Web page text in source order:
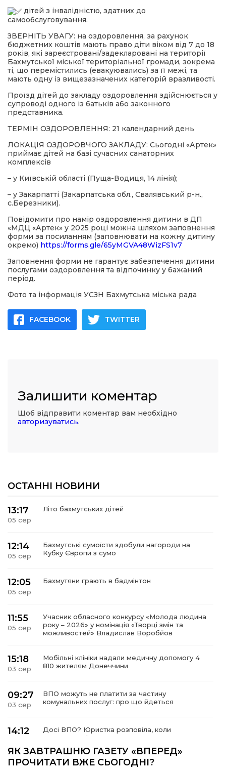
дітей з інвалідністю, здатних до
самообслуговування.
ЗВЕРНІТЬ УВАГУ: на оздоровлення, за рахунок
бюджетних коштів мають право діти віком від 7 до 18
років, які зареєстровані/задекларовані на території
Бахмутської міської територіальної громади, зокрема
ті, що перемістились (евакуювались) за її межі, та
мають одну із вищезазначених категорій вразливості.
Проїзд дітей до закладу оздоровлення здійснюється у
супроводі одного із батьків або законного
представника.
ТЕРМІН ОЗДОРОВЛЕННЯ: 21 календарний день
ЛОКАЦІЯ ОЗДОРОВЧОГО ЗАКЛАДУ: Сьогодні «Артек»
приймає дітей на базі сучасних санаторних
комплексів
– у Київській області (Пуща-Водиця, 14 лінія);
– у Закарпатті (Закарпатська обл., Свалявський р-н.,
с.Березники).
Повідомити про намір оздоровлення дитини в ДП
«МДЦ «Артек» у 2025 році можна шляхом заповнення
форми за посиланням (заповнювати на кожну дитину
окремо) https://forms.gle/65yMGVA48WizFS1v7
Заповнення форми не гарантує забезпечення дитини
послугами оздоровлення та відпочинку у бажаний
період.
Фото та інформація УСЗН Бахмутська міська рада
FACEBOOK TWITTER
Залишити коментар
Щоб відправити коментар вам необхідно
авторизуватись.
ОСТАННІ НОВИНИ
13:17
05 сер
Літо бахмутських дітей
12:14
05 сер
Бахмутські сумоїсти здобули нагороди на
Кубку Європи з сумо
12:05
05 сер
Бахмутяни грають в бадмінтон
11:55
05 сер
Учасник обласного конкурсу «Молода людина
року – 2026» у номінація «Творці змін та
можливостей» Владислав Воробйов
15:18
03 сер
Мобільні клініки надали медичну допомогу 4
810 жителям Донеччини
09:27
03 сер
ВПО можуть не платити за частину
комунальних послуг: про що йдеться
14:12
Досі ВПО? Юристка розповіла, коли
переселенці втрачають виплати та статус
ЯК ЗАВТРАШНЮ ГАЗЕТУ «ВПЕРЕД»
ПРОЧИТАТИ ВЖЕ СЬОГОДНІ?